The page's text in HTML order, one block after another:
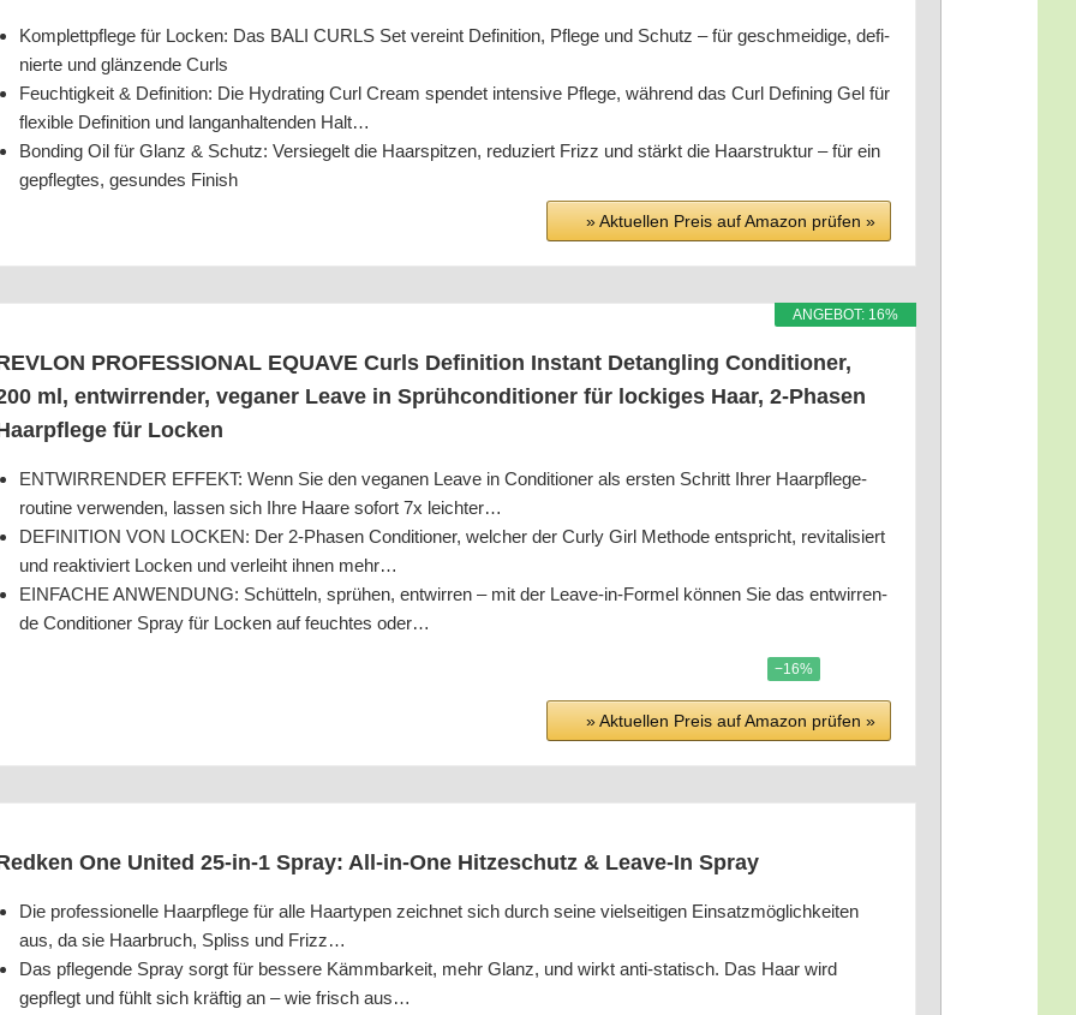
Kom­plett­pfle­ge für Locken: Das BALI CURLS Set ver­eint Defi­ni­ti­on, Pfle­ge und Schutz – für geschmei­di­ge, defi­
nier­te und glän­zen­de Curls
Feuch­tig­keit & Defi­ni­ti­on: Die Hydrating Curl Cream spen­det inten­si­ve Pfle­ge, wäh­rend das Curl Defi­ning Gel für
fle­xi­ble Defi­ni­ti­on und lang­an­hal­ten­den Halt…
Bon­ding Oil für Glanz & Schutz: Ver­sie­gelt die Haar­spit­zen, redu­ziert Frizz und stärkt die Haar­struk­tur – für ein
gepfleg­tes, gesun­des Finish
» Aktu­el­len Preis auf Ama­zon prü­fen »
ANGE­BOT: 16%
PROFESSIONAL EQUAVE Curls Defi­ni­ti­on Instant Detang­ling Con­di­tio­ner,
ml, ent­wir­ren­der, vega­ner Lea­ve in Sprüh­con­di­tio­ner für locki­ges Haar, 2‑Phasen
für Locken
ENTWIRRENDER EFFEKT: Wenn Sie den vega­nen Lea­ve in Con­di­tio­ner als ers­ten Schritt Ihrer Haar­pfle­ge­
rou­ti­ne ver­wen­den, las­sen sich Ihre Haa­re sofort 7x leichter…
DEFINITION VON LOCKEN: Der 2‑Phasen Con­di­tio­ner, wel­cher der Cur­ly Girl Metho­de ent­spricht, revi­ta­li­siert
und reak­ti­viert Locken und ver­leiht ihnen mehr…
EINFACHE ANWENDUNG: Schüt­teln, sprü­hen, ent­wir­ren – mit der Lea­ve-in-For­mel kön­nen Sie das ent­wir­ren­
de Con­di­tio­ner Spray für Locken auf feuch­tes oder…
−16%
» Aktu­el­len Preis auf Ama­zon prü­fen »
One United 25-in‑1 Spray: All-in-One Hit­ze­schutz & Lea­ve-In Spray
Die pro­fes­sio­nel­le Haar­pfle­ge für alle Haar­ty­pen zeich­net sich durch sei­ne viel­sei­ti­gen Ein­satz­mög­lich­kei­ten
aus, da sie Haar­bruch, Spliss und Frizz…
Das pfle­gen­de Spray sorgt für bes­se­re Kämm­bar­keit, mehr Glanz, und wirkt anti-sta­tisch. Das Haar wird
gepflegt und fühlt sich kräf­tig an – wie frisch aus…